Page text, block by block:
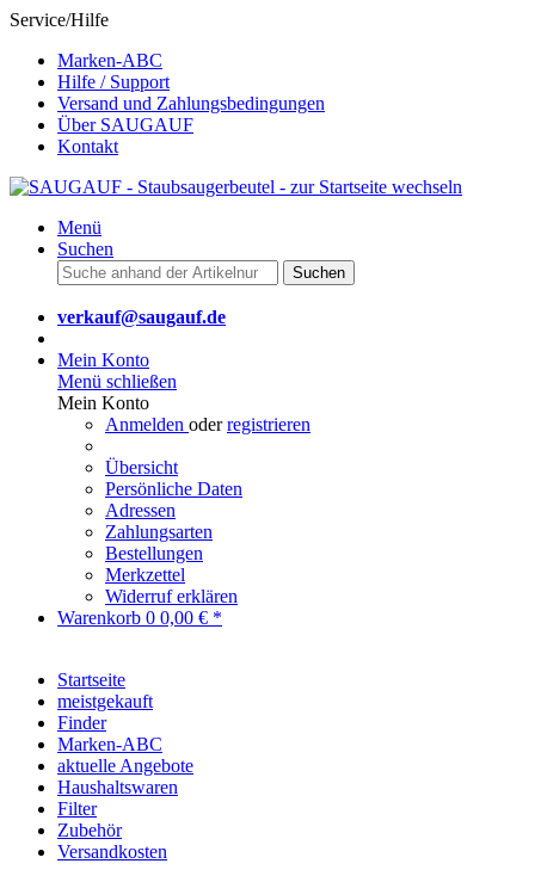
Service/Hilfe
Marken-ABC
Hilfe / Support
Versand und Zahlungsbedingungen
Über SAUGAUF
Kontakt
Menü
Suchen
Suchen
verkauf@saugauf.de
Mein Konto
Menü schließen
Mein Konto
Anmelden oderregistrieren
Übersicht
Persönliche Daten
Adressen
Zahlungsarten
Bestellungen
Merkzettel
Widerruf erklären
Warenkorb 0 0,00 € *
Startseite
meistgekauft
Finder
Marken-ABC
aktuelle Angebote
Haushaltswaren
Filter
Zubehör
Versandkosten